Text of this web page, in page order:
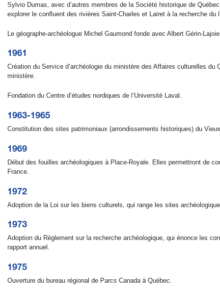
Sylvio Dumas, avec d’autres membres de la Société historique de
explorer le confluent des rivières Saint-Charles et Lairet à la recherche du
Le géographe-archéologue Michel Gaumond fonde avec Albert Gérin-
1961
Création du Service d’archéologie du ministère des Affaires culturelles
ministère.
Fondation du Centre d’études nordiques de l’Université Laval.
1963-1965
Constitution des sites patrimoniaux (arrondissements historiques) du
1969
Début des fouilles archéologiques à Place-Royale. Elles permettront de
France.
1972
Adoption de la Loi sur les biens culturels, qui range les sites
1973
Adoption du Règlement sur la recherche archéologique, qui énonce les
rapport annuel.
1975
Ouverture du bureau régional de Parcs Canada à Québec.